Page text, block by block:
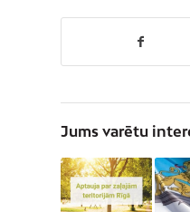
Jums varētu